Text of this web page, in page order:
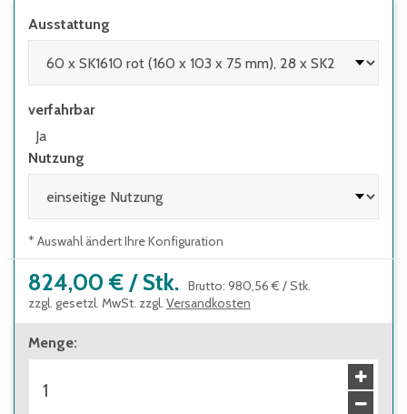
Ausstattung
verfahrbar
Ja
Nutzung
* Auswahl ändert Ihre Konfiguration
824,00 € / Stk. Brutto: 980,56 € /Stk.
zzgl. gesetzl. MwSt. zzgl. Versandkosten
Menge: